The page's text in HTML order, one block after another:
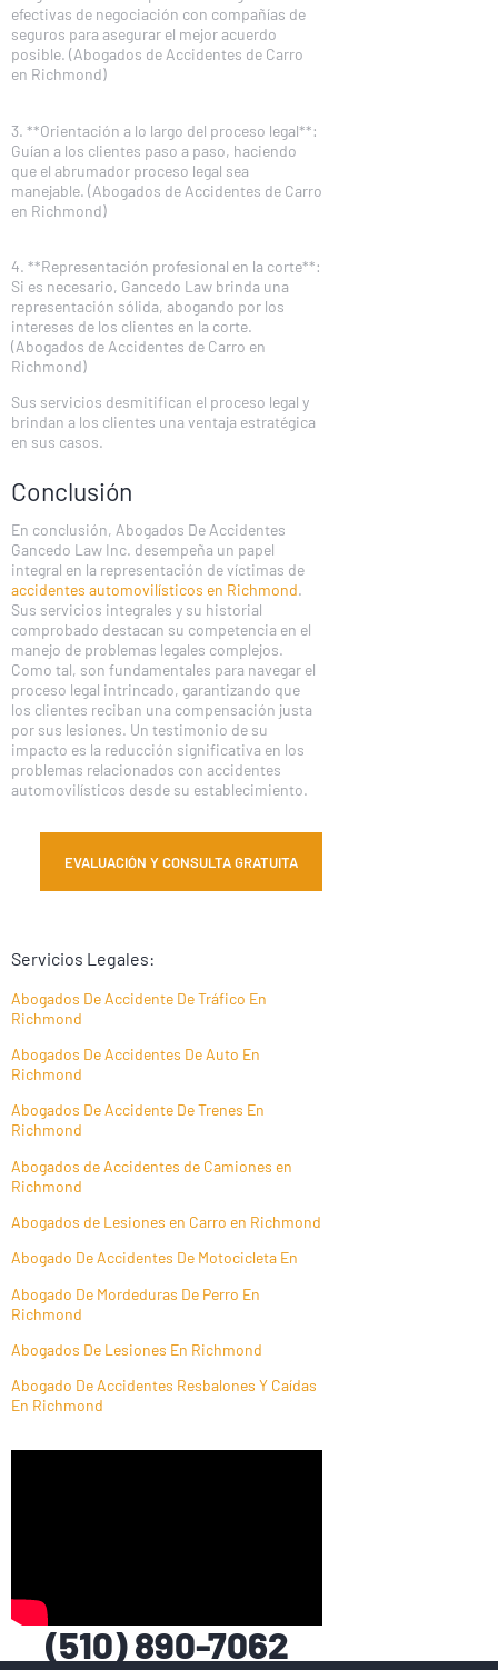
efectivas de negociación con compañías de
seguros para asegurar el mejor acuerdo
posible. (Abogados de Accidentes de Carro
en Richmond)
3. **Orientación a lo largo del proceso legal**:
Guían a los clientes paso a paso, haciendo
que el abrumador proceso legal sea
manejable. (Abogados de Accidentes de Carro
en Richmond)
4. **Representación profesional en la corte**:
Si es necesario, Gancedo Law brinda una
representación sólida, abogando por los
intereses de los clientes en la corte.
(Abogados de Accidentes de Carro en
Richmond)
Sus servicios desmitifican el proceso legal y
brindan a los clientes una ventaja estratégica
en sus casos.
Conclusión
En conclusión, Abogados De Accidentes
Gancedo Law Inc. desempeña un papel
integral en la representación de víctimas de
accidentes automovilísticos en Richmond.
Sus servicios integrales y su historial
comprobado destacan su competencia en el
manejo de problemas legales complejos.
Como tal, son fundamentales para navegar el
proceso legal intrincado, garantizando que
los clientes reciban una compensación justa
por sus lesiones. Un testimonio de su
impacto es la reducción significativa en los
problemas relacionados con accidentes
automovilísticos desde su establecimiento.
EVALUACIÓN Y CONSULTA GRATUITA
Servicios Legales:
Abogados De Accidente De Tráfico En
Richmond
Abogados De Accidentes De Auto En
Richmond
Abogados De Accidente De Trenes En
Richmond
Abogados de Accidentes de Camiones en
Richmond
Abogados de Lesiones en Carro en Richmond
Abogado De Accidentes De Motocicleta En
Abogado De Mordeduras De Perro En
Richmond
Abogados De Lesiones En Richmond
Abogado De Accidentes Resbalones Y Caídas
En Richmond
(510) 890-7062